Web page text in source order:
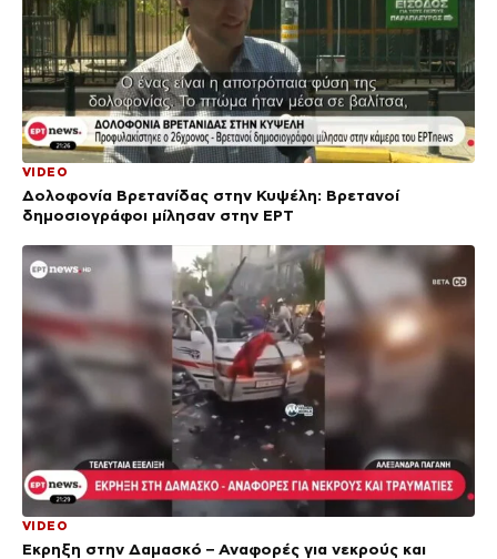
VIDEO
Δολοφονία Βρετανίδας στην Κυψέλη: Bρετανοί
δημοσιογράφοι μίλησαν στην ΕΡΤ
VIDEO
Έκρηξη στην Δαμασκό – Αναφορές για νεκρούς και